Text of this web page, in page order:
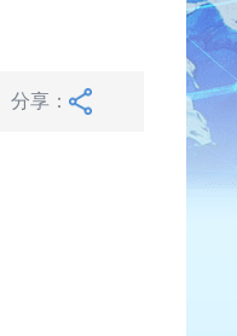
分享：